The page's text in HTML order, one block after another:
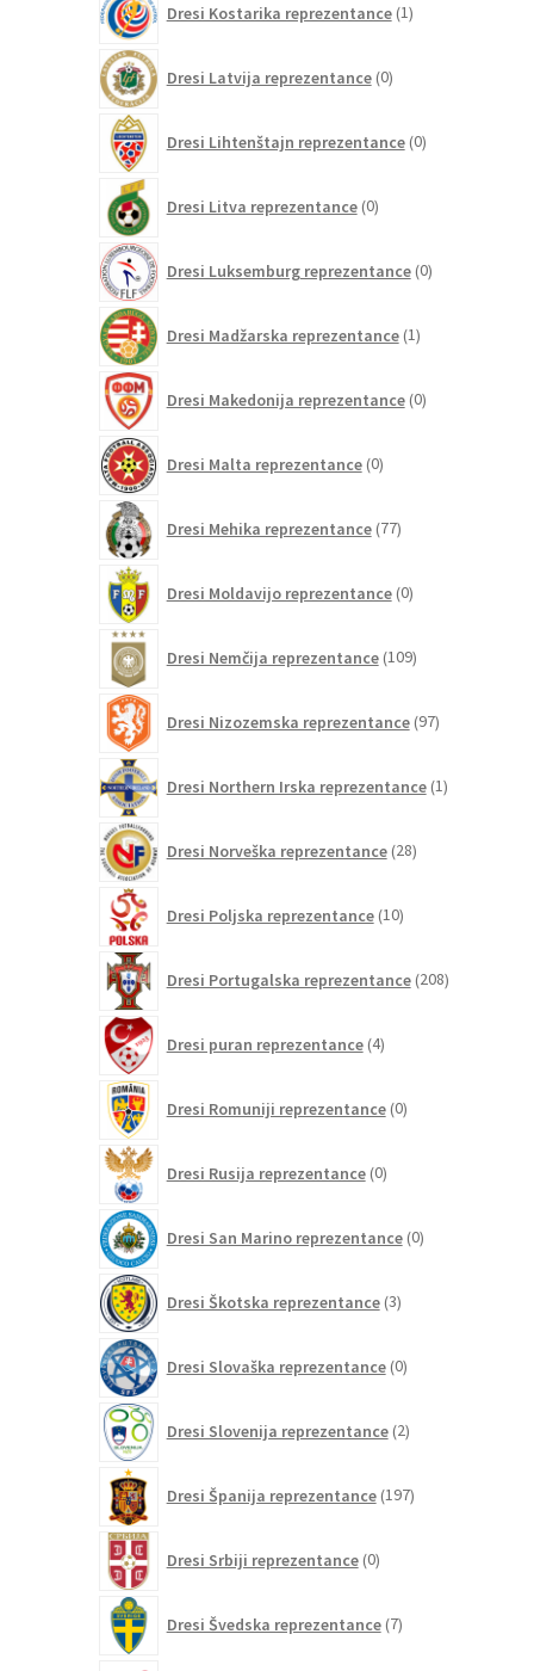
Dresi Kostarika reprezentance 1izdelek
Dresi Latvija reprezentance 0izdelkov
Dresi Lihtenštajn reprezentance 0izdelkov
Dresi Litva reprezentance 0izdelkov
Dresi Luksemburg reprezentance 0izdelkov
Dresi Madžarska reprezentance 1izdelek
Dresi Makedonija reprezentance 0izdelkov
Dresi Malta reprezentance 0izdelkov
Dresi Mehika reprezentance 77izdelkov
Dresi Moldavijo reprezentance 0izdelkov
Dresi Nemčija reprezentance 109izdelkov
Dresi Nizozemska reprezentance 97izdelkov
Dresi Northern Irska reprezentance 1izdelek
Dresi Norveška reprezentance 28izdelkov
Dresi Poljska reprezentance 10izdelkov
Dresi Portugalska reprezentance 208izdelkov
Dresi puran reprezentance 4izdelki
Dresi Romuniji reprezentance 0izdelkov
Dresi Rusija reprezentance 0izdelkov
Dresi San Marino reprezentance 0izdelkov
Dresi Škotska reprezentance 3izdelki
Dresi Slovaška reprezentance 0izdelkov
Dresi Slovenija reprezentance 2izdelka
Dresi Španija reprezentance 197izdelkov
Dresi Srbiji reprezentance 0izdelkov
Dresi Švedska reprezentance 7izdelkov